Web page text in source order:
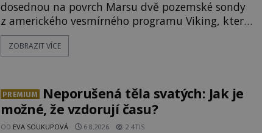
dosednou na povrch Marsu dvě pozemské sondy
z amerického vesmírného programu Viking, které
jsou schopny pořídit fotografie záhadami
opředené rudé planety. Viking 1 zde zaznamená
připomínající lidskou tvář. NASA (Národní úřad
ZOBRAZIT VÍCE
PREMIUM
Neporušená těla svatých: Jak je
možné, že vzdorují času?
OD EVA SOUKUPOVÁ 6.8.2026 2.4TIS